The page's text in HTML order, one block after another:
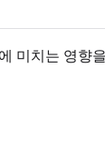
미치는 영향